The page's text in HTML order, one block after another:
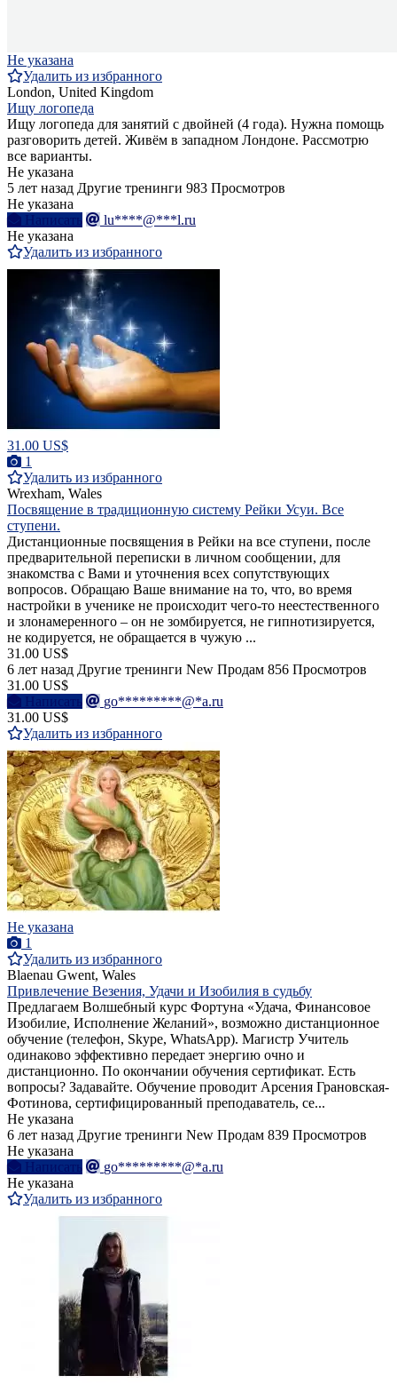
Не указана
Удалить из избранного
London, United Kingdom
Ищу логопеда
Ищу логопеда для занятий с двойней (4 года). Нужна помощь
разговорить детей. Живём в западном Лондоне. Рассмотрю
все варианты.
Не указана
5 лет назад Другие тренинги 983 Просмотров
Не указана
Написать
lu****@***l.ru
Не указана
Удалить из избранного
31.00 US$
1
Удалить из избранного
Wrexham, Wales
Посвящение в традиционную систему Рейки Усуи. Все
ступени.
Дистанционные посвящения в Рейки на все ступени, после
предварительной переписки в личном сообщении, для
знакомства с Вами и уточнения всех сопутствующих
вопросов. Обращаю Ваше внимание на то, что, во время
настройки в ученике не происходит чего-то неестественного
и злонамеренного – он не зомбируется, не гипнотизируется,
не кодируется, не обращается в чужую ...
31.00 US$
6 лет назад Другие тренинги New Продам 856 Просмотров
31.00 US$
Написать
go*********@*a.ru
31.00 US$
Удалить из избранного
Не указана
1
Удалить из избранного
Blaenau Gwent, Wales
Привлечение Везения, Удачи и Изобилия в судьбу
Предлагаем Волшебный курс Фортуна «Удача, Финансовое
Изобилие, Исполнение Желаний», возможно дистанционное
обучение (телефон, Skype, WhatsApp). Магистр Учитель
одинаково эффективно передает энергию очно и
дистанционно. По окончании обучения сертификат. Есть
вопросы? Задавайте. Обучение проводит Арсения Грановская-
Фотинова, сертифицированный преподаватель, се...
Не указана
6 лет назад Другие тренинги New Продам 839 Просмотров
Не указана
Написать
go*********@*a.ru
Не указана
Удалить из избранного